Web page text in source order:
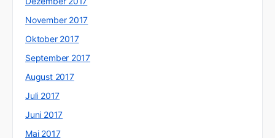
November 2017
Oktober 2017
September 2017
August 2017
Juli 2017
Juni 2017
Mai 2017